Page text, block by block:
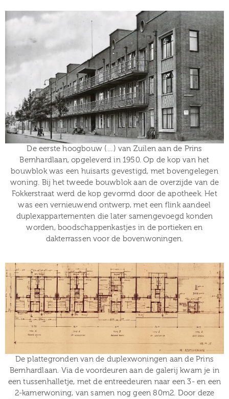
De eerste hoogbouw (…) van Zuilen aan de Prins
Bernhardlaan, opgeleverd in 1950. Op de kop van het
bouwblok was een huisarts gevestigd, met bovengelegen
woning. Bij het tweede bouwblok aan de overzijde van de
Fokkerstraat werd de kop gevormd door de apotheek. Het
was een vernieuwend ontwerp, met een flink aandeel
duplexappartementen die later samengevoegd konden
worden, boodschappenkastjes in de portieken en
dakterrassen voor de bovenwoningen.
De plattegronden van de duplexwoningen aan de Prins
Bernhardlaan. Via de voordeuren aan de galerij kwam je in
een tussenhalletje, met de entreedeuren naar een 3- en een
2-kamerwoning, van samen nog geen 80m2. Door deze